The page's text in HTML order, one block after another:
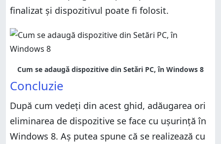
finalizat și dispozitivul poate fi folosit.
Cum se adaugă dispozitive din Setări PC, în Windows 8
Concluzie
După cum vedeți din acest ghid, adăugarea ori
eliminarea de dispozitive se face cu ușurință în
Windows 8. Aș putea spune că se realizează cu